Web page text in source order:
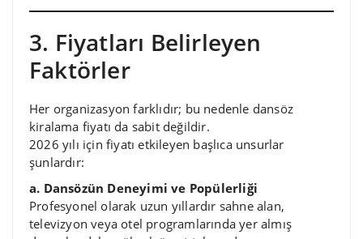
3. Fiyatları Belirleyen
Faktörler
Her organizasyon farklıdır; bu nedenle dansöz
kiralama fiyatı da sabit değildir.
2026 yılı için fiyatı etkileyen başlıca unsurlar
şunlardır:
a. Dansözün Deneyimi ve Popülerliği
Profesyonel olarak uzun yıllardır sahne alan,
televizyon veya otel programlarında yer almış